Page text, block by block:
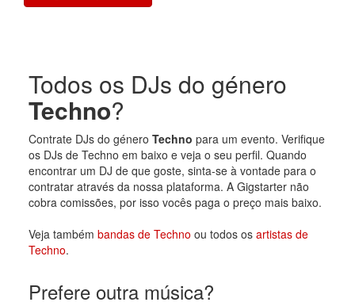
Todos os DJs do género
Techno?
Contrate DJs do género Techno para um evento. Verifique
os DJs de Techno em baixo e veja o seu perfil. Quando
encontrar um DJ de que goste, sinta-se à vontade para o
contratar através da nossa plataforma. A Gigstarter não
cobra comissões, por isso vocês paga o preço mais baixo.
Veja também bandas de Techno ou todos os artistas de
Techno.
Prefere outra música?